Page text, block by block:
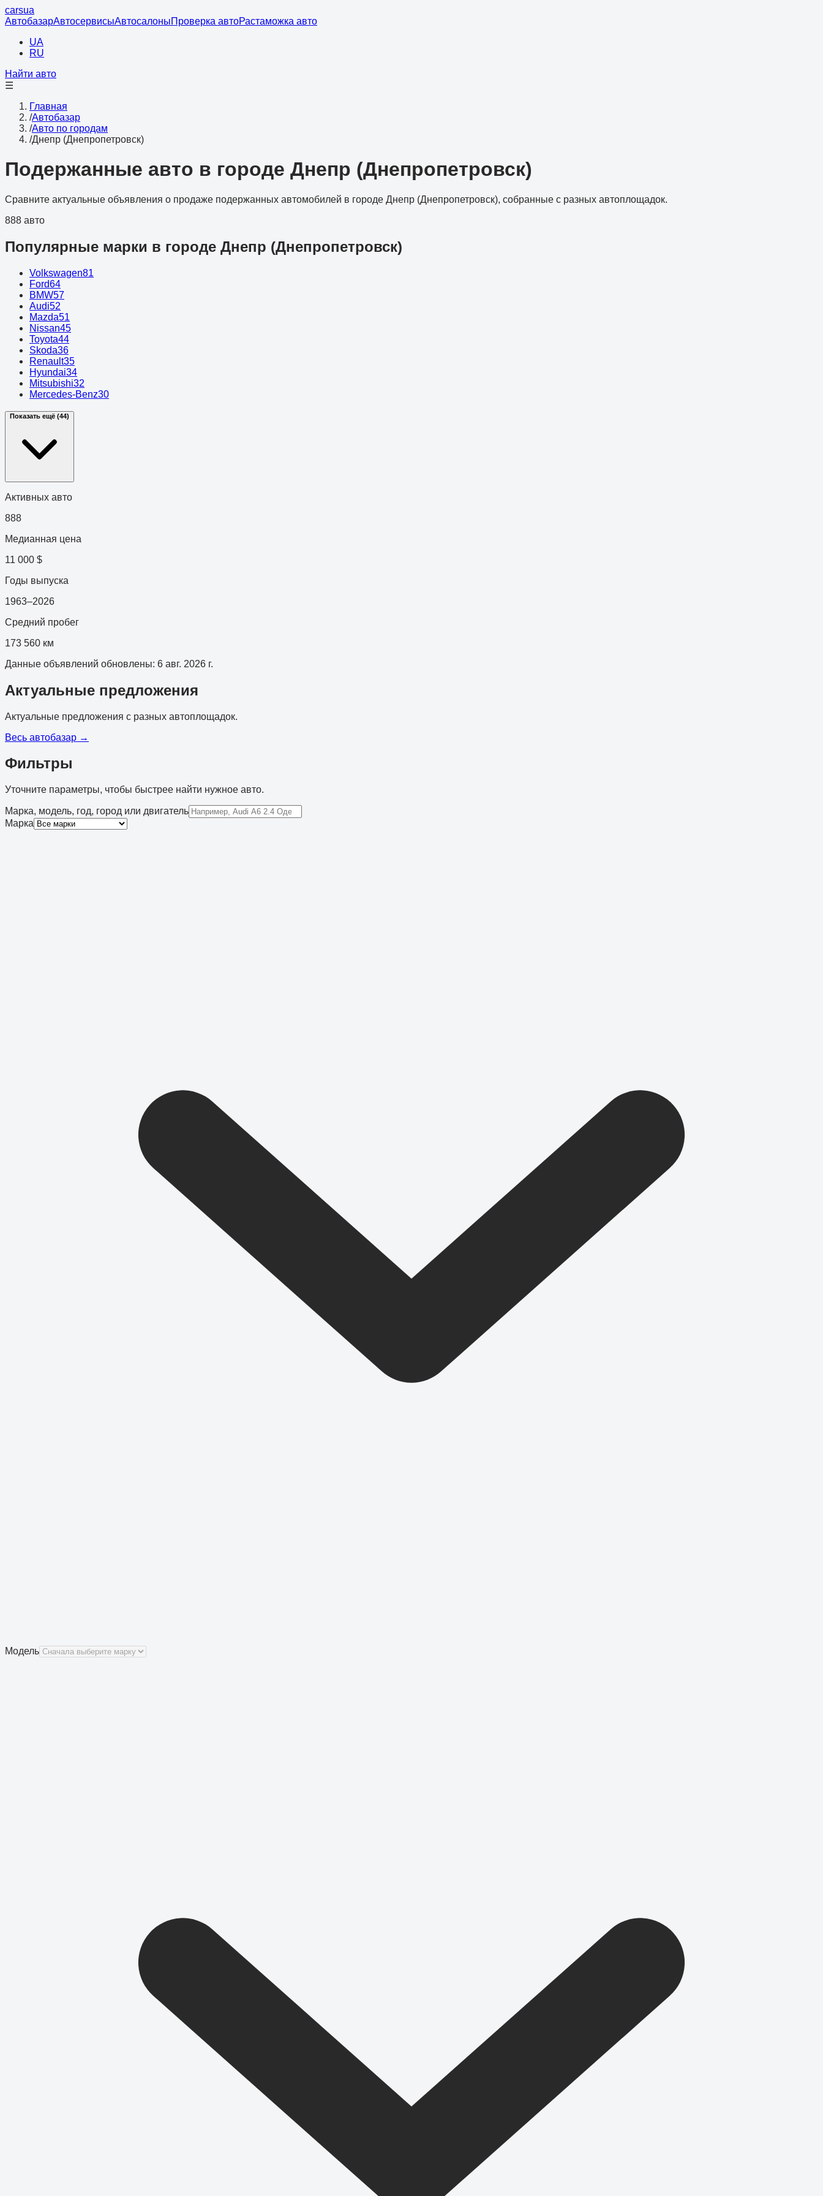
carsua
АвтобазарАвтосервисыАвтосалоныПроверка автоРастаможка авто
UA
RU
Найти авто
☰
Главная
/Автобазар
/Авто по городам
/Днепр (Днепропетровск)
Подержанные авто в городе Днепр (Днепропетровск)
Сравните актуальные объявления о продаже подержанных автомобилей в городе Днепр (Днепропетровск), собранные с разных автоплощадок.
888 авто
Популярные марки в городе Днепр (Днепропетровск)
Volkswagen81
Ford64
BMW57
Audi52
Mazda51
Nissan45
Toyota44
Skoda36
Renault35
Hyundai34
Mitsubishi32
Mercedes-Benz30
Показать ещё (44)
Активных авто
888
Медианная цена
11 000 $
Годы выпуска
1963–2026
Средний пробег
173 560 км
Данные объявлений обновлены: 6 авг. 2026 г.
Актуальные предложения
Актуальные предложения с разных автоплощадок.
Весь автобазар →
Фильтры
Уточните параметры, чтобы быстрее найти нужное авто.
Марка, модель, год, город или двигатель
Марка
Модель